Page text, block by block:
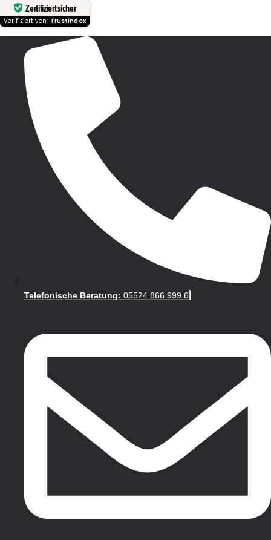
Zertifiziert sicher
Verifiziert von: Trustindex
Telefonische Beratung: 05524 866 999 6